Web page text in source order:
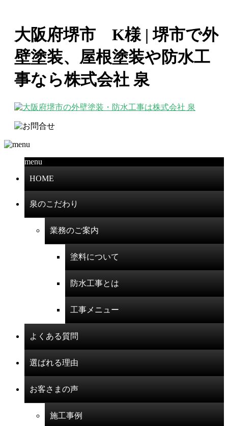
大阪府堺市 K様 | 堺市で外
壁塗装、屋根塗装や防水工
事なら株式会社 泉
menu
HOME
泉のこだわり
業務のご案内
塗料について
防水工事とは
工事メニュー
よくある質問
選ばれる理由
お客さまの声
施工事例